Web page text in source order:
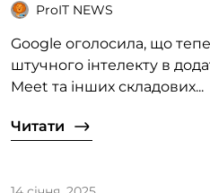
ProIT NEWS
Google оголосила, що тепер
штучного інтелекту в
Meet та інших складових...
Читати